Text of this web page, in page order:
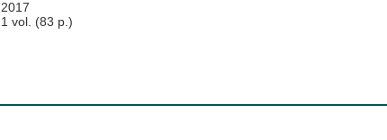
2017
1 vol. (83 p.)